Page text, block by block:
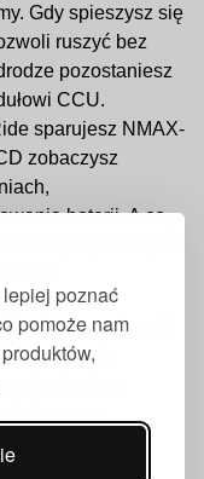
poznać
pomoże nam
Gdy spieszysz się
ruszyć bez
pozostaniesz
CCU.
sparujesz NMAX-
zobaczysz
baterii. A co,
parkingu?
schowki
gniazdo
siedzeniem